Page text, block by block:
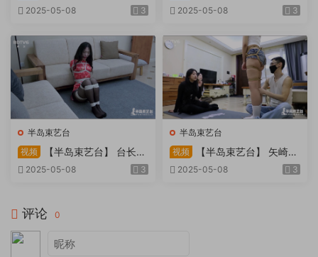
因试镜，宛如阿紫再现
2025-05-08 3
快感：捆绑检阅式，车顶冷风
天。过路车辆..
2025-05-08 3
半岛束艺台
视频
【半岛束艺台】 台长不
在的时候
2025-05-08 3
半岛束艺台
视频
【半岛束艺台】 矢崎
泽爱 世界上运气最差的女孩
2025-05-08 3
评论 0